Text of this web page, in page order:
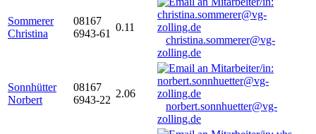
Sommerer
Christina
08167
6943-61
0.11
christina.sommerer@vg-
zolling.de
Sonnhütter
Norbert
08167
6943-22
2.06
norbert.sonnhuetter@vg-
zolling.de